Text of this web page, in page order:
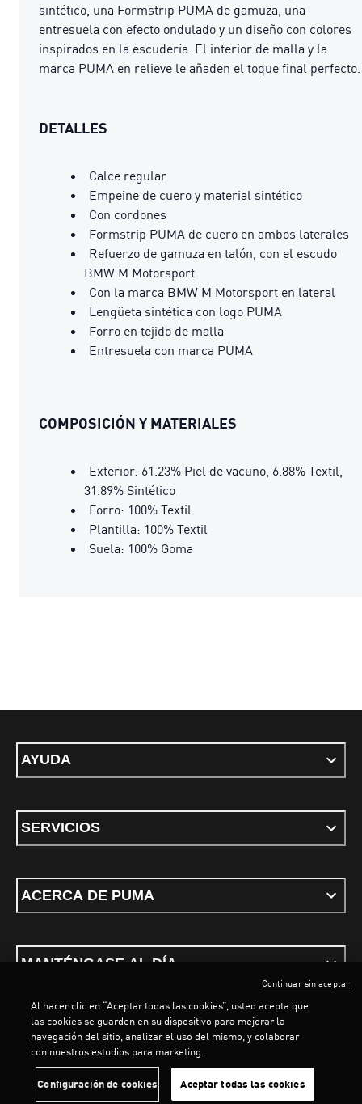
LOADING...
sintético, una Formstrip PUMA de gamuza, una
entresuela con efecto ondulado y un diseño con colores
inspirados en la escudería. El interior de malla y la
marca PUMA en relieve le añaden el toque final perfecto.
DETALLES
Calce regular
Empeine de cuero y material sintético
Con cordones
Formstrip PUMA de cuero en ambos laterales
Refuerzo de gamuza en talón, con el escudo
BMW M Motorsport
Con la marca BMW M Motorsport en lateral
Lengüeta sintética con logo PUMA
Forro en tejido de malla
Entresuela con marca PUMA
COMPOSICIÓN Y MATERIALES
Exterior: 61.23% Piel de vacuno, 6.88% Textil,
31.89% Sintético
Forro: 100% Textil
Plantilla: 100% Textil
Suela: 100% Goma
AYUDA
SERVICIOS
ACERCA DE PUMA
MANTÉNGASE AL DÍA
Términos y condicionesPolítica de Privacidad
PUMA, 2026. Todos los derechos reservados
Al hacer clic en “Aceptar todas las cookies”, usted acepta que
las cookies se guarden en su dispositivo para mejorar la
navegación del sitio, analizar el uso del mismo, y colaborar
con nuestros estudios para marketing.
Configuración de cookies Aceptar todas las cookies
Continuar sin aceptar